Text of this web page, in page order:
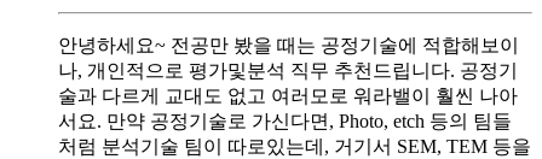
안녕하세요~ 전공만 봤을 때는 공정기술에 적합해보이
나, 개인적으로 평가및분석 직무 추천드립니다. 공정기
술과 다르게 교대도 없고 여러모로 워라밸이 훨씬 나아
서요. 만약 공정기술로 가신다면, Photo, etch 등의 팀들
처럼 분석기술 팀이 따로있는데, 거기서 SEM, TEM 등을